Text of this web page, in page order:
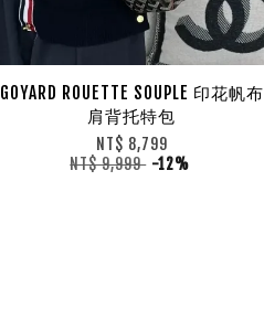
GOYARD ROUETTE SOUPLE 印花帆布
肩背托特包
NT$ 8,799
NT$ 9,999 -12%